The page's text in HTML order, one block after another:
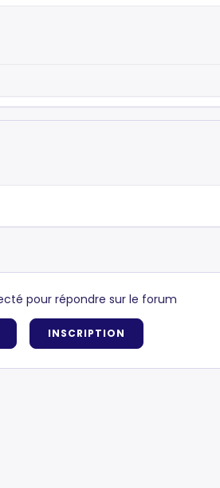
pour répondre sur le forum
INSCRIPTION